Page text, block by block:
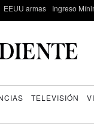
EEUU armas Ingreso
TELEVISIÓN